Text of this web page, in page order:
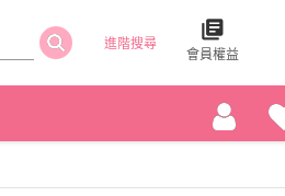
進階搜尋
會員權益